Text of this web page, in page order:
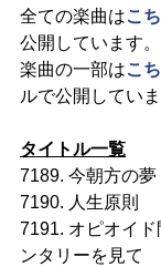
全ての楽曲はこ
公開しています。
楽曲の一部はこ
ルで公開していま
タイトル一覧
7189. 今朝方の夢
7190. 人生原則
7191. オピオイ
ンタリーを見て